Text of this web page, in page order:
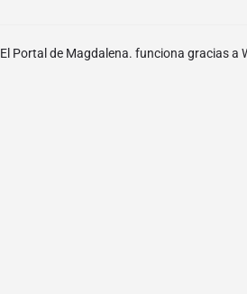
El Portal de Magdalena. funciona gracias a